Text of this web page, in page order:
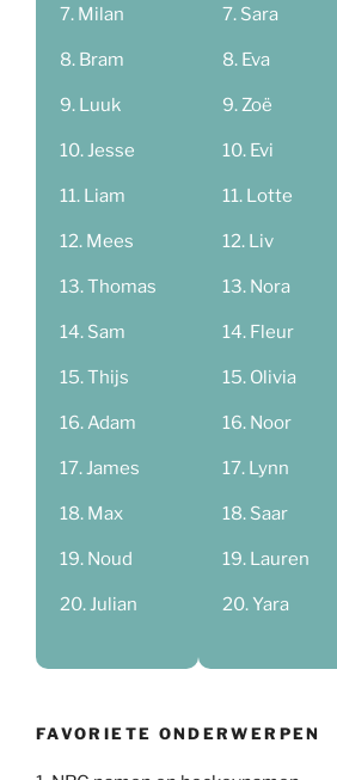
Milan
Bram
Luuk
Jesse
Liam
Mees
Thomas
Sam
Thijs
Adam
James
Max
Noud
Julian
Sara
Eva
Zoë
Evi
Lotte
Liv
Nora
Fleur
Olivia
Noor
Lynn
Saar
Lauren
Yara
FAVORIETE ONDERWERPEN